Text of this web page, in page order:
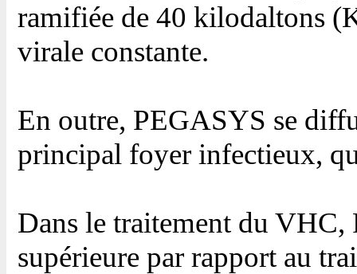
ramifiée de 40 kilodaltons
virale constante.
En outre, PEGASYS se
principal foyer infectieux,
Dans le traitement du
supérieure par rapport au